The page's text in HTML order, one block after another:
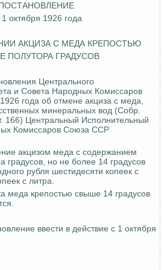
1 октября 1926 года
АКЦИЗА С МЕДА КРЕПОСТЬЮ
ПОЛУТОРА ГРАДУСОВ
Центрального
и Совета Народных Комиссаров
года об отмене акциза с меда,
минеральных вод (Собр.
166) Центральный Исполнительный
Комиссаров Союза ССР
акцизом меда с содержанием
градусов, но не более 14 градусов
рубля шестидесяти копеек с
с литра.
меда крепостью свыше 14 градусов
ввести в действие с 1 октября